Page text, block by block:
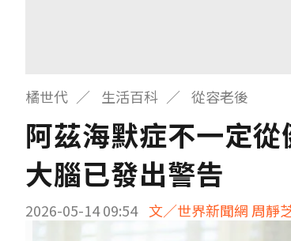
橘世代 生活百科 從容老後
阿茲海默症不一定
大腦已發出警告
2026-05-14 09:54 文／世界新聞網 周靜